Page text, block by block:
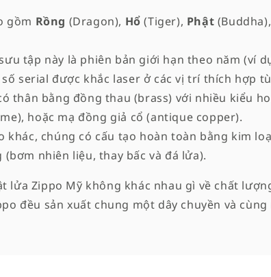
gồm Rồng (Dragon), Hổ (Tiger), Phật (Buddha),
tập này là phiên bản giới hạn theo năm (ví
serial được khắc laser ở các vị trí thích hợp
thân bằng đồng thau (brass) với nhiều kiểu
hoặc mạ đồng giả cổ (antique copper).
khác, chúng có cấu tạo hoàn toàn bằng kim
nhiên liệu, thay bấc và đá lửa).
lửa Zippo Mỹ không khác nhau gì về chất
đều sản xuất chung một dây chuyền và